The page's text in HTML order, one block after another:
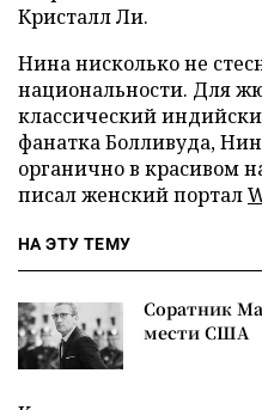
Кристалл Ли.
Нина нисколько не
национальности. Для
классический
фанатка Болливуда,
органично в красивом
писал женский портал
НА ЭТУ ТЕМУ
Соратник
мести США